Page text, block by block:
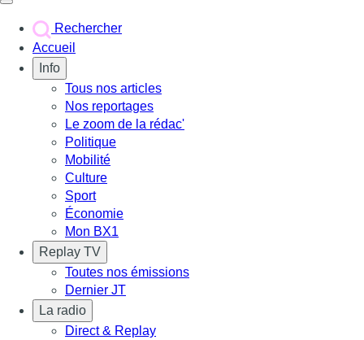
Rechercher
Accueil
Info
Tous nos articles
Nos reportages
Le zoom de la rédac'
Politique
Mobilité
Culture
Sport
Économie
Mon BX1
Replay TV
Toutes nos émissions
Dernier JT
La radio
Direct & Replay